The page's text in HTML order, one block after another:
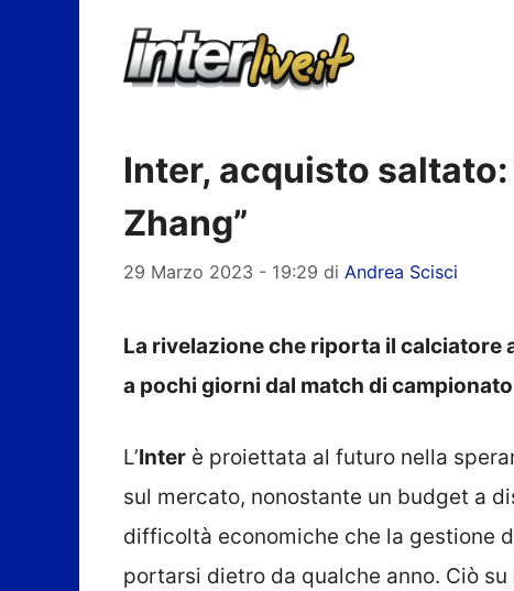
Inter, acquisto
Zhang”
29 Marzo 2023 - 19:29 di Andrea Scisci
La rivelazione che riporta il calciatore
a pochi giorni dal match di
L’Inter è proiettata al futuro nella
sul mercato, nonostante un budget a
difficoltà economiche che la gestione
portarsi dietro da qualche anno. Ciò